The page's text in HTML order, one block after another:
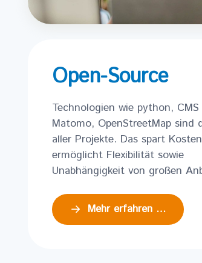
Open-Source
Technologien wie python,
Matomo, OpenStreetMap sind
aller Projekte. Das spart
ermöglicht Flexibilität sowie
Unabhängigkeit von großen
Mehr erfahren …